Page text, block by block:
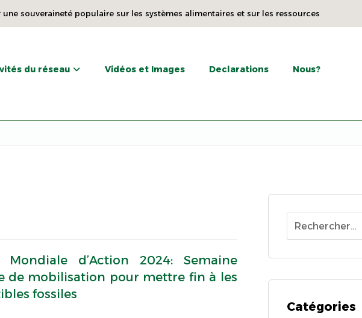
une souveraineté populaire sur les systèmes alimentaires et sur les ressources
du réseau Vidéos et Images Declarations Nous?
Mondiale d’Action 2024: Semaine
de mobilisation pour mettre fin à les
fossiles
Catégories